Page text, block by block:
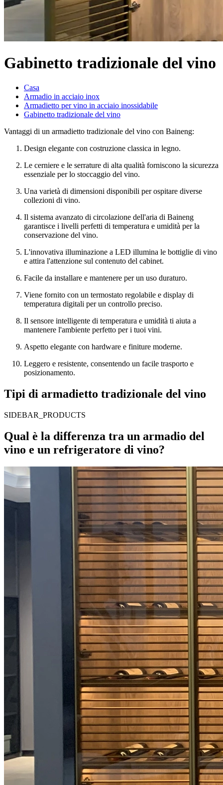
Gabinetto tradizionale del vino
Casa
Armadio in acciaio inox
Armadietto per vino in acciaio inossidabile
Gabinetto tradizionale del vino
Vantaggi di un armadietto tradizionale del vino con Baineng:
Design elegante con costruzione classica in legno.
Le cerniere e le serrature di alta qualità forniscono la sicurezza
essenziale per lo stoccaggio del vino.
Una varietà di dimensioni disponibili per ospitare diverse
collezioni di vino.
Il sistema avanzato di circolazione dell'aria di Baineng
garantisce i livelli perfetti di temperatura e umidità per la
conservazione del vino.
L'innovativa illuminazione a LED illumina le bottiglie di vino
e attira l'attenzione sul contenuto del cabinet.
Facile da installare e mantenere per un uso duraturo.
Viene fornito con un termostato regolabile e display di
temperatura digitali per un controllo preciso.
Il sensore intelligente di temperatura e umidità ti aiuta a
mantenere l'ambiente perfetto per i tuoi vini.
Aspetto elegante con hardware e finiture moderne.
Leggero e resistente, consentendo un facile trasporto e
posizionamento.
Tipi di armadietto tradizionale del vino
SIDEBAR_PRODUCTS
Qual è la differenza tra un armadio del
vino e un refrigeratore di vino?